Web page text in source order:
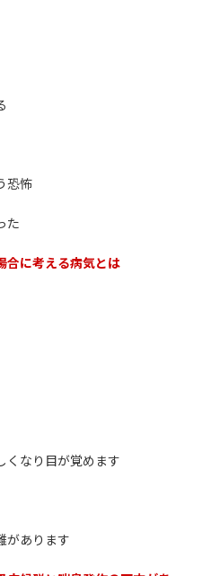
恐怖
た
合に考える病気とは
なり目が覚めます
があります